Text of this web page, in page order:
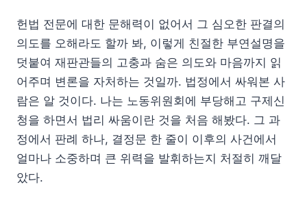
헌법 전문에 대한 문해력이 없어서 그 심오한 판결의
의도를 오해라도 할까 봐, 이렇게 친절한 부연설명을
덧붙여 재판관들의 고충과 숨은 의도와 마음까지 읽
어주며 변론을 자처하는 것일까. 법정에서 싸워본 사
람은 알 것이다. 나는 노동위원회에 부당해고 구제신
청을 하면서 법리 싸움이란 것을 처음 해봤다. 그 과
정에서 판례 하나, 결정문 한 줄이 이후의 사건에서
얼마나 소중하며 큰 위력을 발휘하는지 처절히 깨달
았다.